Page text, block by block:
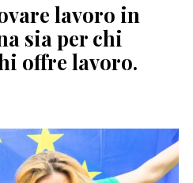
lavoro in
sia per chi
offre lavoro.